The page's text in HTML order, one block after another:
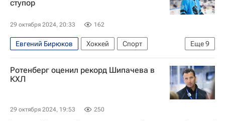
Металлург (Магнитогорск)
КХЛ 2025-2026
ступор
29 октября 2024, 20:33 162
Еще9
Евгений Бирюков Хоккей
Спорт
Казань
Минск
Пхенчхан
Сергей Мозякин
Вадим Шипачев
Металлург (Магнитогорск)
Ротенберг оценил рекорд Шипачева в
КХЛ
29 октября 2024, 19:53 250